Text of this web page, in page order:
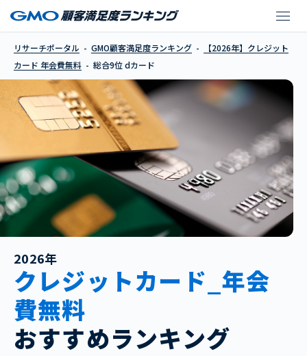
リサーチポータル GMO顧客満足度ランキング
【2026年】クレジット
カード 年会費無料
総合9位 dカード
2026年
クレジットカード_年会
費無料
おすすめランキング